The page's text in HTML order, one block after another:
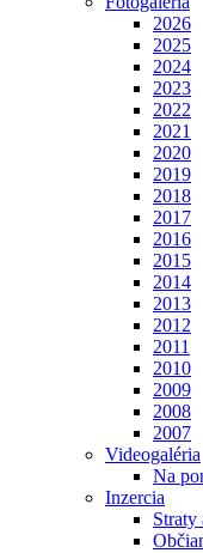
2026
2025
2024
2023
2022
2021
2020
2019
2018
2017
2016
2015
2014
2013
2012
2011
2010
2009
2008
2007
Videogaléria
Na
Inzercia
Straty